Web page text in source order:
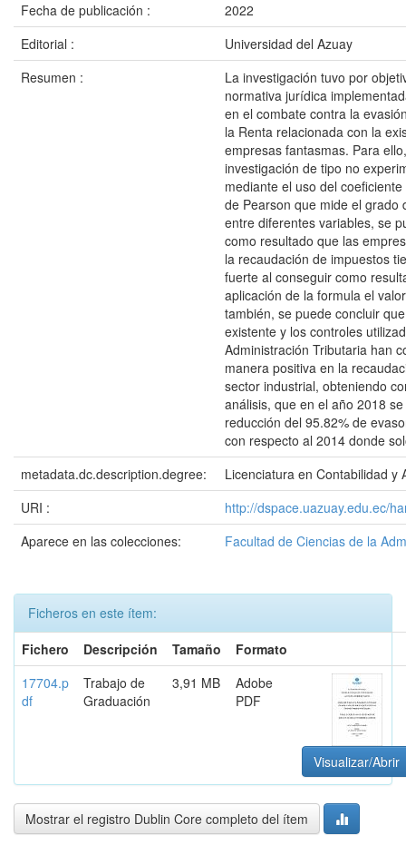
Fecha de publicación :
2022
Editorial :
Universidad del Azuay
Resumen :
La investigación tuvo por
normativa jurídica
en el combate contra la
la Renta relacionada con la
empresas fantasmas. Para
investigación de tipo no
mediante el uso del
de Pearson que mide el grado
entre diferentes variables, se
como resultado que las
la recaudación de impuestos
fuerte al conseguir como
aplicación de la formula el
también, se puede concluir
existente y los controles
Administración Tributaria han
manera positiva en la
sector industrial, obteniendo
análisis, que en el año 2018
reducción del 95.82% de
con respecto al 2014 donde
metadata.dc.description.degree:
Licenciatura en Contabilidad y
URI :
http://dspace.uazuay.edu.ec/
Aparece en las colecciones:
Facultad de Ciencias de la
Ficheros en este ítem:
Fichero
Descripción Tamaño
Formato
17704.p
df
Trabajo de
Graduación
3,91 MB
Adobe
PDF
Visualizar/Abrir
Mostrar el registro Dublin Core completo del ítem